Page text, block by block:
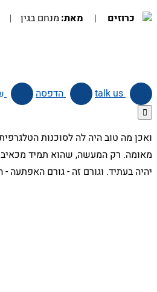
כרוזים מאת: מנחם בגין
talk us הדפסה

ואכן מה טוב היה לה לסוכנות
מאומה. רק המעשה, שהוא תמיד מכאיב
יהיה בעתיד. וגורם זה - גורם